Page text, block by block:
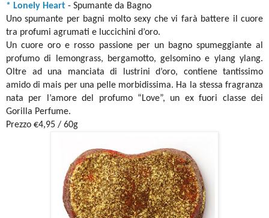
* Lonely Heart - Spumante da Bagno
Uno spumante per bagni molto sexy che vi farà battere il cuore
tra profumi agrumati e luccichini d’oro.
Un cuore oro e rosso passione per un bagno spumeggiante al
profumo di lemongrass, bergamotto, gelsomino e ylang ylang.
Oltre ad una manciata di lustrini d’oro, contiene tantissimo
amido di mais per una pelle morbidissima. Ha la stessa fragranza
nata per l’amore del profumo “Love”, un ex fuori classe dei
Gorilla Perfume.
Prezzo €4,95 / 60g